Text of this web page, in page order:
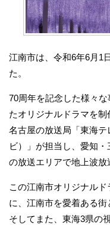
江南市は、令和6年6月1
た。
70周年を記念した様々
たオリジナルドラマを制
名古屋の放送局「東海
ビ）」が担当し、愛知
の放送エリアで地上波放
この江南市オリジナル
に、江南市を愛着ある街
そしてまた、東海3県の